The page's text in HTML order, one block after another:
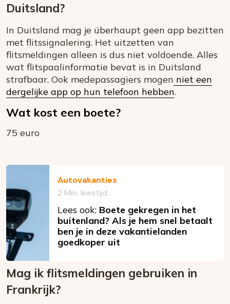
Duitsland?
In Duitsland mag je überhaupt geen app bezitten
met flitssignalering. Het uitzetten van
flitsmeldingen alleen is dus niet voldoende. Alles
wat flitspaalinformatie bevat is in Duitsland
strafbaar. Ook medepassagiers mogen niet een
dergelijke app op hun telefoon hebben.
Wat kost een boete?
75 euro
Autovakanties
2 Min. leestijd
Lees ook: Boete gekregen in het
buitenland? Als je hem snel betaalt
ben je in deze vakantielanden
goedkoper uit
Mag ik flitsmeldingen gebruiken in
Frankrijk?